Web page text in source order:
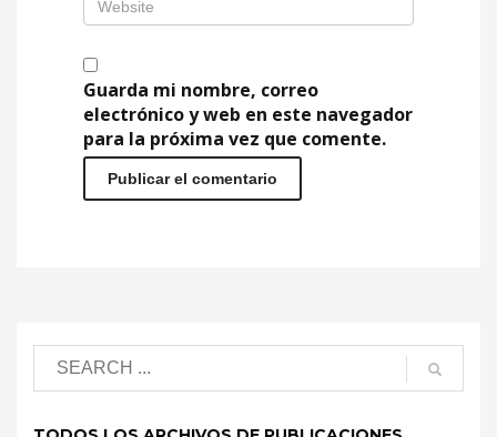
Guarda mi nombre, correo
electrónico y web en este navegador
para la próxima vez que comente.